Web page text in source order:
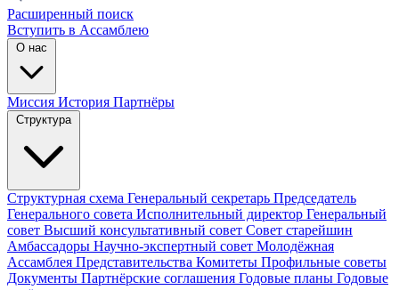
Расширенный поиск
Вступить в Ассамблею
О нас
Миссия История Партнёры
Структура
Структурная схема Генеральный секретарь Председатель
Генерального совета Исполнительный директор Генеральный
совет Высший консультативный совет Совет старейшин
Амбассадоры Научно-экспертный совет Молодёжная
Ассамблея Представительства Комитеты Профильные советы
Документы Партнёрские соглашения Годовые планы Годовые